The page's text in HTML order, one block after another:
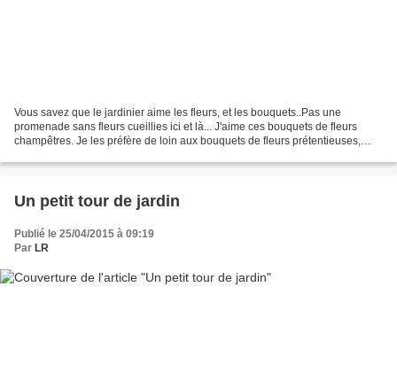
Vous savez que le jardinier aime les fleurs, et les bouquets..Pas une
promenade sans fleurs cueillies ici et là... J'aime ces bouquets de fleurs
champêtres. Je les préfère de loin aux bouquets de fleurs prétentieuses,
Un petit tour de jardin
Publié le 25/04/2015 à 09:19
Par LR